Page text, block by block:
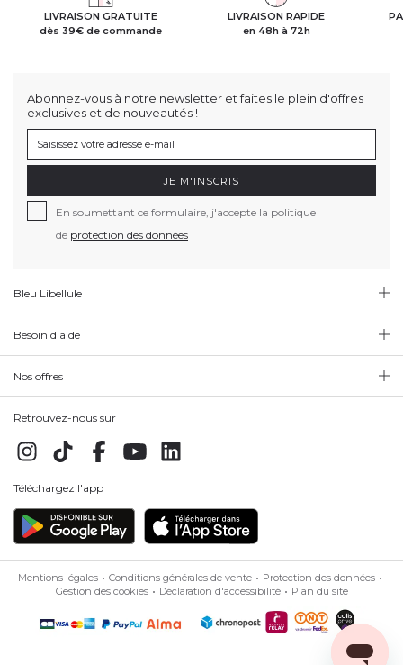
LIVRAISON GRATUITE
dès 39€ de commande
LIVRAISON RAPIDE
en 48h à 72h
Abonnez-vous à notre newsletter et faites le plein d'offres
exclusives et de nouveautés !
JE M'INSCRIS
En soumettant ce formulaire, j'accepte la politique
de protection des données
Bleu Libellule
Besoin d'aide
Nos offres
Retrouvez-nous sur
Téléchargez l'app
Mentions légales Conditions générales de vente
Protection des données
Gestion des cookies
Déclaration d'accessibilité Plan du site